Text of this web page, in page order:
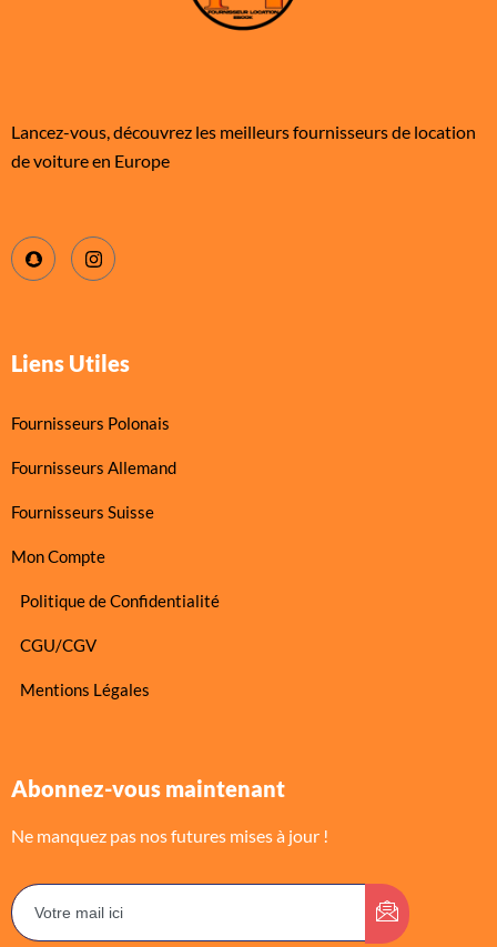
Lancez-vous, découvrez les meilleurs fournisseurs de location
de voiture en Europe
Liens Utiles
Fournisseurs Polonais
Fournisseurs Allemand
Fournisseurs Suisse
Mon Compte
Politique de Confidentialité
CGU/CGV
Mentions Légales
Abonnez-vous maintenant
Ne manquez pas nos futures mises à jour !